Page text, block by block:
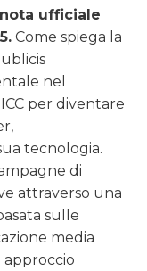
ufficiale
Come spiega la
nel
per diventare
tecnologia.
di
attraverso una
sulle
media
approccio